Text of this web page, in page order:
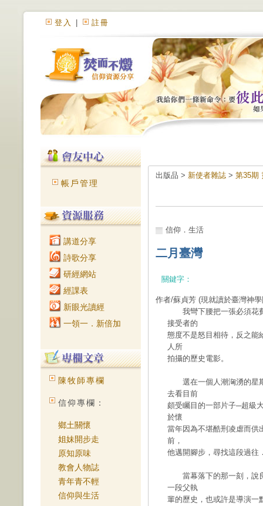
登入 註冊
帳戶管理
講道分享
詩歌分享
研經網站
經課表
新眼光讀經
一領一．新倍加
陳牧師專欄
信仰專欄：
鄉土關懷
姐妹開步走
原知原味
教會人物誌
青年青不輕
信仰與生活
出版品 > 新使者雜誌 > 第35期
信仰．生活
二月臺灣
關鍵字：
作者/蘇貞芳 (現就讀於臺灣神
我彎下腰把一張必須花費
接受者的
態度不是怒目相待，反之能
人所
拍攝的歷史電影。
選在一個人潮洶湧的星期
去看目前
頗受矚目的一部片子─超級
於懷
當年因為不堪酷刑凌虐而供
前，
他邁開腳步，尋找這段過往
當幕落下的那一刻，說良
一段父執
輩的歷史，也或許是導演一